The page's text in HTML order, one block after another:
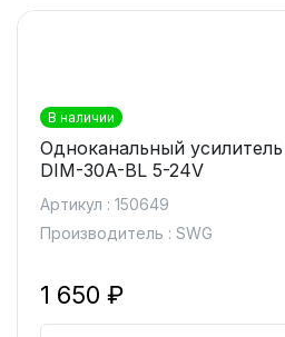
В наличии
Одноканальный
DIM-30A-BL 5-24V
Артикул : 150649
Производитель : SWG
1 650 ₽